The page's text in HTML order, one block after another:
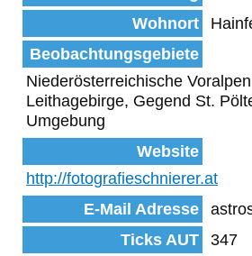
Wohnort
Beobachtungsgebiete
Niederösterreichische
Leithagebirge, Gegend St.
Umgebung
Website
http://fotografieschnierer.at
E-Mail Adresse
Ticks AUT
347